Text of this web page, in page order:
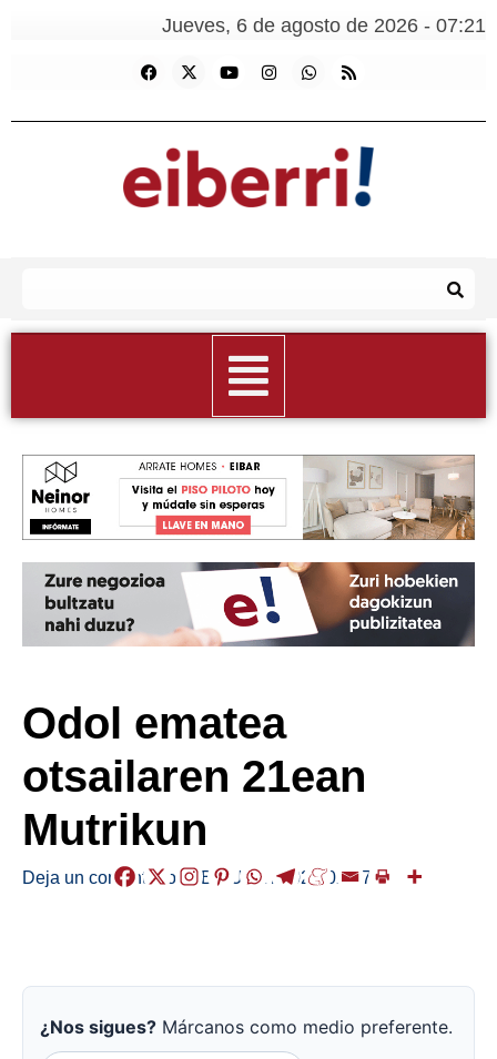
Jueves, 6 de agosto de 2026 - 07:21
Odol ematea
otsailaren 21ean
Mutrikun
Deja un comentario /ABISUAK /2025-02-17
¿Nos sigues? Márcanos como medio preferente.